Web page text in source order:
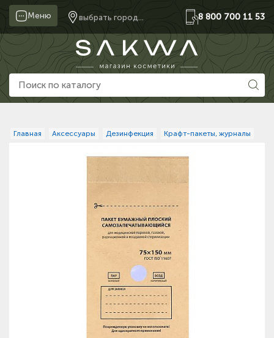
Меню выбрать город... 8 800 700 11 53
Главная Аксессуары Дезинфекция Крафт-пакеты, журналы